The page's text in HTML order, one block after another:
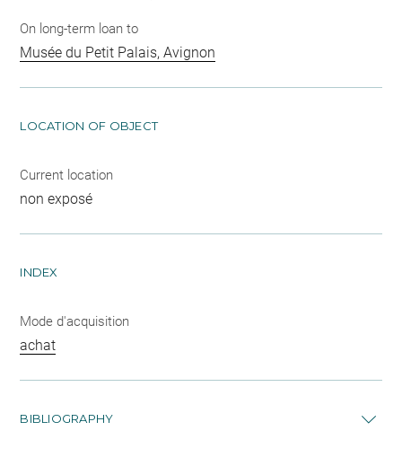
On long-term loan to
Musée du Petit Palais, Avignon
LOCATION OF OBJECT
Current location
non exposé
INDEX
Mode d'acquisition
achat
BIBLIOGRAPHY